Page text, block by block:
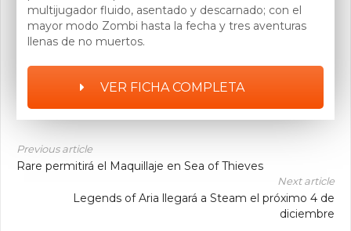
multijugador fluido, asentado y descarnado; con el
mayor modo Zombi hasta la fecha y tres aventuras
llenas de no muertos.
VER FICHA COMPLETA
Previous article
Rare permitirá el Maquillaje en Sea of Thieves
Next article
Legends of Aria llegará a Steam el próximo 4 de
diciembre